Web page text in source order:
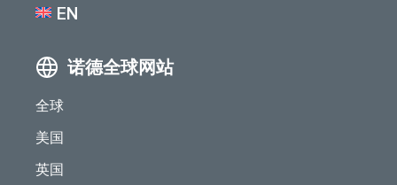
EN
诺德全球网站
全球
美国
英国